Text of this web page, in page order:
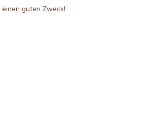
guten Zweck!